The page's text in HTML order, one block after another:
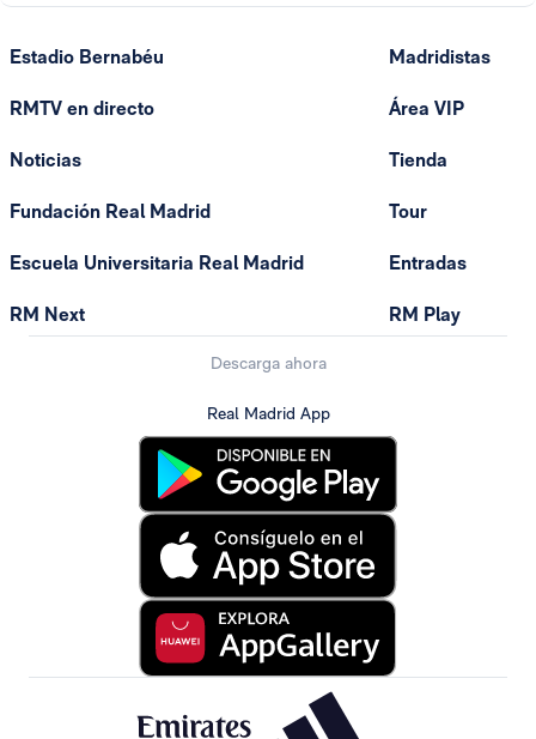
Estadio Bernabéu
RMTV en directo
Noticias
Fundación Real Madrid
Escuela Universitaria Real Madrid
RM Next
Madridistas
Área VIP
Tienda
Tour
Entradas
RM Play
Descarga ahora
Real Madrid App